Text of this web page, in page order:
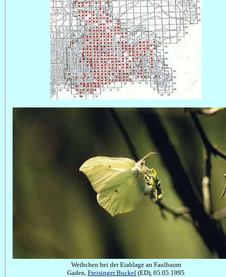
Weibchen bei der Eiablage an Faulbaum
Gaden, Freisinger Buckel (ED), 05.05.1995